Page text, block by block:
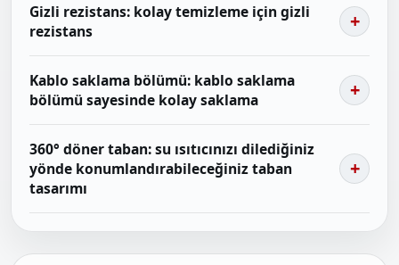
Gizli rezistans: kolay temizleme için gizli
rezistans
Kablo saklama bölümü: kablo saklama
bölümü sayesinde kolay saklama
360° döner taban: su ısıtıcınızı dilediğiniz
yönde konumlandırabileceğiniz taban
tasarımı